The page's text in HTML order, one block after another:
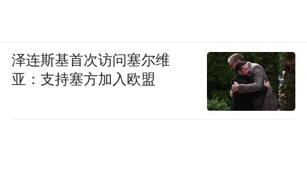
泽连斯基首次访问塞尔维
亚：支持塞方加入欧盟